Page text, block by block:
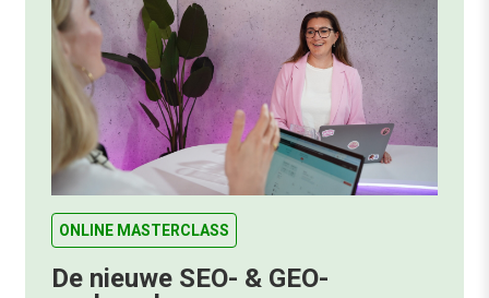
ONLINE MASTERCLASS
De nieuwe SEO- & GEO-